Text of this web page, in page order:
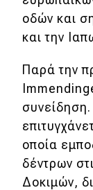
οδών και
και την
Παρά την
οποία
δέντρων
Δοκιμών,